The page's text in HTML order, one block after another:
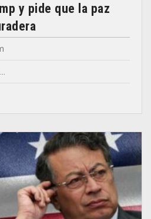
y pide que la paz